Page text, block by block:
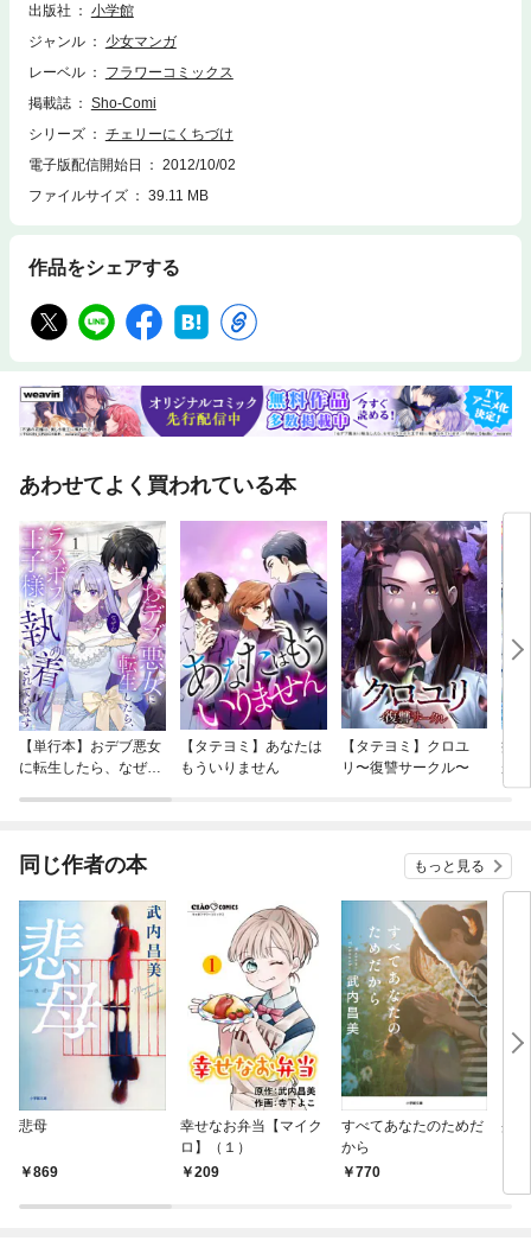
出版社
小学館
ジャンル
少女マンガ
レーベル
フラワーコミックス
掲載誌
Sho-Comi
シリーズ
チェリーにくちづけ
電子版配信開始日
2012/10/02
ファイルサイズ
39.11 MB
作品をシェアする
あわせてよく買われている本
【単行本】おデブ悪女
に転生したら、なぜか
【タテヨミ】あなたは
もういりません
【タテヨミ】クロユ
リ〜復讐サークル〜
病
が
ぎ
同じ作者の本 もっと見る
悲母
869
幸せなお弁当【マイク
ロ】（１）
209
すべてあなたのためだ
から
770
蜜